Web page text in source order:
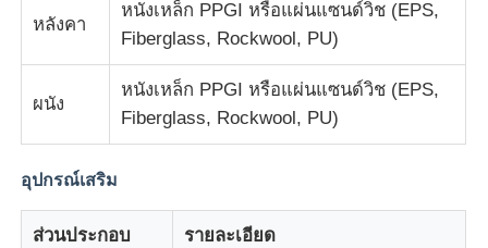
วัสดุโครงสร้างเหล็ก
โครงสร้างเหล็ก บ้านไก่
โครงสร้างเหล็ก ทาวเวอร์ถังน้ํา
โครงสร้างอาคารเหล็ก
หลังคา
หนังเหล็ก PPGI หรือแผ่นแซนด์วิช (EPS,
Fiberglass, Rockwool, PU)
ผนัง
หนังเหล็ก PPGI หรือแผ่นแซนด์วิช (EPS,
Fiberglass, Rockwool, PU)
อุปกรณ์เสริม
ส่วนประกอบ รายละเอียด